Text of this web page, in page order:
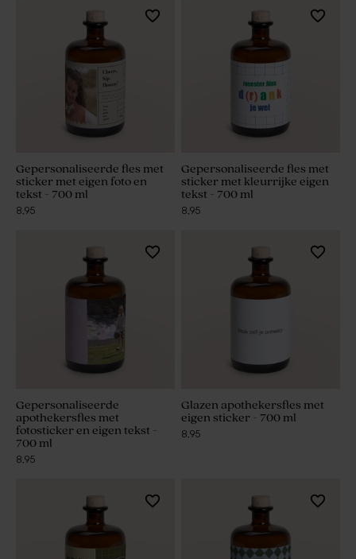
Gepersonaliseerde fles met
sticker met eigen foto en
tekst - 700 ml
8,95
Gepersonaliseerde fles met
sticker met kleurrijke eigen
tekst - 700 ml
8,95
Gepersonaliseerde
apothekersfles met
fotosticker en eigen tekst -
700 ml
8,95
Glazen apothekersfles met
eigen sticker - 700 ml
8,95